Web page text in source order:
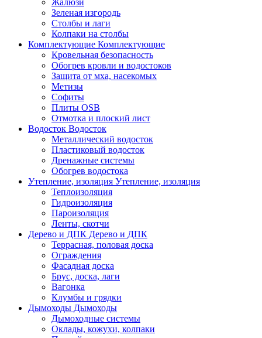
Жалюзи
Зеленая изгородь
Столбы и лаги
Колпаки на столбы
Комплектующие Комплектующие
Кровельная безопасность
Обогрев кровли и водостоков
Защита от мха, насекомых
Метизы
Софиты
Плиты OSB
Отмотка и плоский лист
Водосток Водосток
Металлический водосток
Пластиковый водосток
Дренажные системы
Обогрев водостока
Утепление, изоляция Утепление, изоляция
Теплоизоляция
Гидроизоляция
Пароизоляция
Ленты, скотчи
Дерево и ДПК Дерево и ДПК
Террасная, половая доска
Ограждения
Фасадная доска
Брус, доска, лаги
Вагонка
Клумбы и грядки
Дымоходы Дымоходы
Дымоходные системы
Оклады, кожухи, колпаки